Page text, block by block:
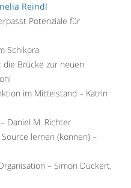
Reindl
Potenziale für
Schikora
die Brücke zur neuen
im Mittelstand – Katrin
Daniel M. Richter
lernen (können) –
– Simon Dückert,